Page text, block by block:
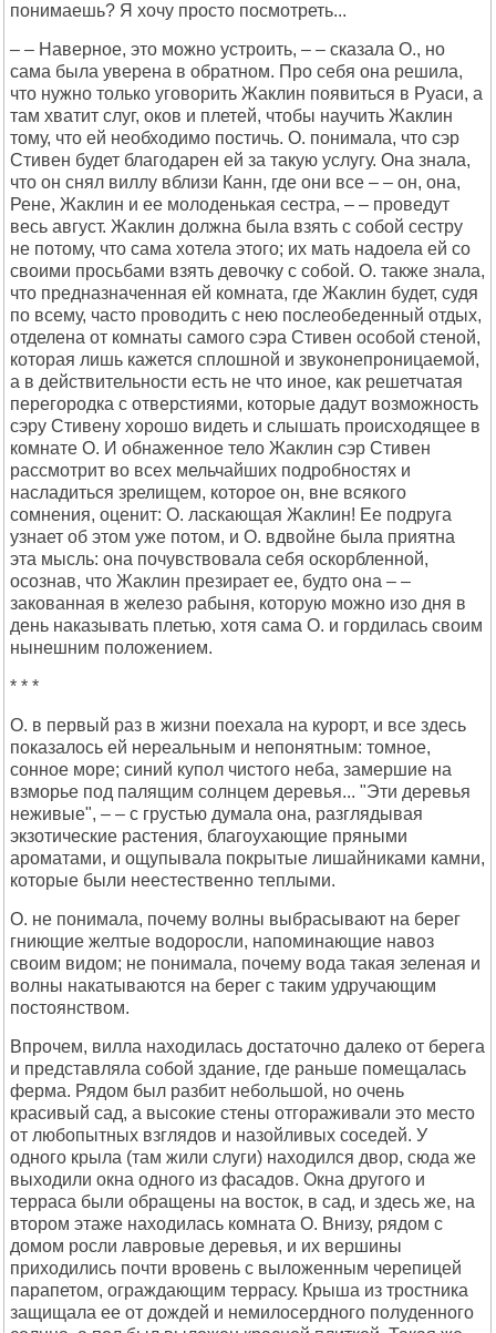
понимаешь? Я хочу просто посмотреть...
– – Наверное, это можно устроить, – – сказала О., но
сама была уверена в обратном. Про себя она решила,
что нужно только уговорить Жаклин появиться в Руаси, а
там хватит слуг, оков и плетей, чтобы научить Жаклин
тому, что ей необходимо постичь. О. понимала, что сэр
Стивен будет благодарен ей за такую услугу. Она знала,
что он снял виллу вблизи Канн, где они все – – он, она,
Рене, Жаклин и ее молоденькая сестра, – – проведут
весь август. Жаклин должна была взять с собой сестру
не потому, что сама хотела этого; их мать надоела ей со
своими просьбами взять девочку с собой. О. также знала,
что предназначенная ей комната, где Жаклин будет, судя
по всему, часто проводить с нею послеобеденный отдых,
отделена от комнаты самого сэра Стивен особой стеной,
которая лишь кажется сплошной и звуконепроницаемой,
а в действительности есть не что иное, как решетчатая
перегородка с отверстиями, которые дадут возможность
сэру Стивену хорошо видеть и слышать происходящее в
комнате О. И обнаженное тело Жаклин сэр Стивен
рассмотрит во всех мельчайших подробностях и
насладиться зрелищем, которое он, вне всякого
сомнения, оценит: О. ласкающая Жаклин! Ее подруга
узнает об этом уже потом, и О. вдвойне была приятна
эта мысль: она почувствовала себя оскорбленной,
осознав, что Жаклин презирает ее, будто она – –
закованная в железо рабыня, которую можно изо дня в
день наказывать плетью, хотя сама О. и гордилась своим
нынешним положением.
* * *
О. в первый раз в жизни поехала на курорт, и все здесь
показалось ей нереальным и непонятным: томное,
сонное море; синий купол чистого неба, замершие на
взморье под палящим солнцем деревья... "Эти деревья
неживые", – – с грустью думала она, разглядывая
экзотические растения, благоухающие пряными
ароматами, и ощупывала покрытые лишайниками камни,
которые были неестественно теплыми.
О. не понимала, почему волны выбрасывают на берег
гниющие желтые водоросли, напоминающие навоз
своим видом; не понимала, почему вода такая зеленая и
волны накатываются на берег с таким удручающим
постоянством.
Впрочем, вилла находилась достаточно далеко от берега
и представляла собой здание, где раньше помещалась
ферма. Рядом был разбит небольшой, но очень
красивый сад, а высокие стены отгораживали это место
от любопытных взглядов и назойливых соседей. У
одного крыла (там жили слуги) находился двор, сюда же
выходили окна одного из фасадов. Окна другого и
терраса были обращены на восток, в сад, и здесь же, на
втором этаже находилась комната О. Внизу, рядом с
домом росли лавровые деревья, и их вершины
приходились почти вровень с выложенным черепицей
парапетом, ограждающим террасу. Крыша из тростника
защищала ее от дождей и немилосердного полуденного